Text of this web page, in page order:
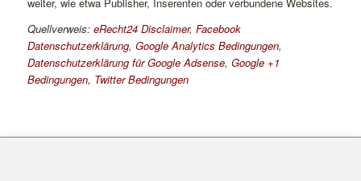
Quellverweis: eRecht24 Disclaimer, Facebook
Datenschutzerklärung, Google Analytics Bedingungen,
Datenschutzerklärung für Google Adsense, Google +1
Bedingungen, Twitter Bedingungen